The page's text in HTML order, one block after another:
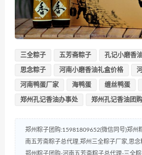
三全粽子 五芳斋粽子 孔记小磨香
思念粽子 河南小磨香油礼盒价格
河南鸭蛋厂家 海鸭蛋 缠丝鸭蛋
郑州孔记香油办事处 郑州孔记香油团购
郑州粽子团购:15981809652(微信同号)郑州
南五芳斋粽子总代理,郑州三全粽子厂家,思
郑州粽子团购-河南五芳斋粽子总代理-三全